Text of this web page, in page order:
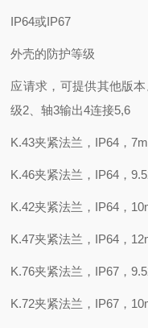
IP64或IP67
外壳的防护等级
应请求，可提供其他版
级2、轴3输出4连接5,6
K.43夹紧法兰，IP64，
K.46夹紧法兰，IP64，
K.42夹紧法兰，IP64，
K.47夹紧法兰，IP64，
K.76夹紧法兰，IP67，
K.72夹紧法兰，IP67，